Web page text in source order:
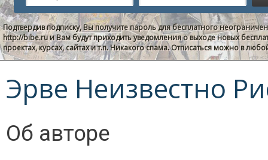
Подтвердив подписку, Вы получите пароль для бесплатного
http://bibe.ruи Вам будут приходить уведомления о выходе новых
проектах, курсах, сайтах и т.п. Никакого спама. Отписаться можно в
Эрве Неизвестно
Об авторе